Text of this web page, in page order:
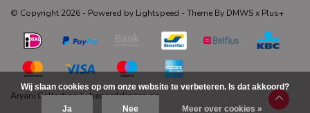
© Copyright 2026 - Powered by Lightspeed - Theme By DMWSx Plus+
Aryani Collection/-beoordelingen op
Wij slaan cookies op om onze website te verbeteren. Is dat akkoord?
Ja Nee Meer over cookies »